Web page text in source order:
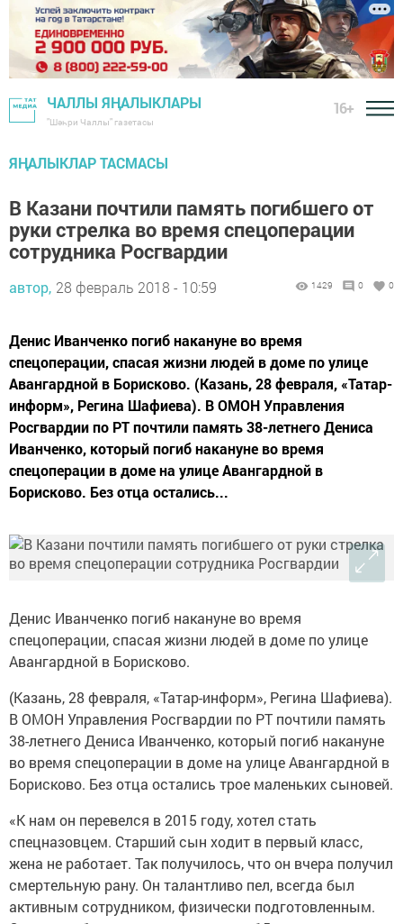
ЧАЛЛЫ ЯҢАЛЫКЛАРЫ
"Шәһри Чаллы" газетасы
16+
ЯҢАЛЫКЛАР ТАСМАСЫ
В Казани почтили память погибшего от
руки стрелка во время спецоперации
сотрудника Росгвардии
автор, 28 февраль 2018 - 10:59 1429 0 0
Денис Иванченко погиб накануне во время
спецоперации, спасая жизни людей в доме по улице
Авангардной в Борисково. (Казань, 28 февраля, «Татар-
информ», Регина Шафиева). В ОМОН Управления
Росгвардии по РТ почтили память 38-летнего Дениса
Иванченко, который погиб накануне во время
спецоперации в доме на улице Авангардной в
Борисково. Без отца остались...
Денис Иванченко погиб накануне во время
спецоперации, спасая жизни людей в доме по улице
Авангардной в Борисково.
(Казань, 28 февраля, «Татар-информ», Регина Шафиева).
В ОМОН Управления Росгвардии по РТ почтили память
38-летнего Дениса Иванченко, который погиб накануне
во время спецоперации в доме на улице Авангардной в
Борисково. Без отца остались трое маленьких сыновей.
«К нам он перевелся в 2015 году, хотел стать
спецназовцем. Старший сын ходит в первый класс,
жена не работает. Так получилось, что он вчера получил
смертельную рану. Он талантливо пел, всегда был
активным сотрудником, физически подготовленным.